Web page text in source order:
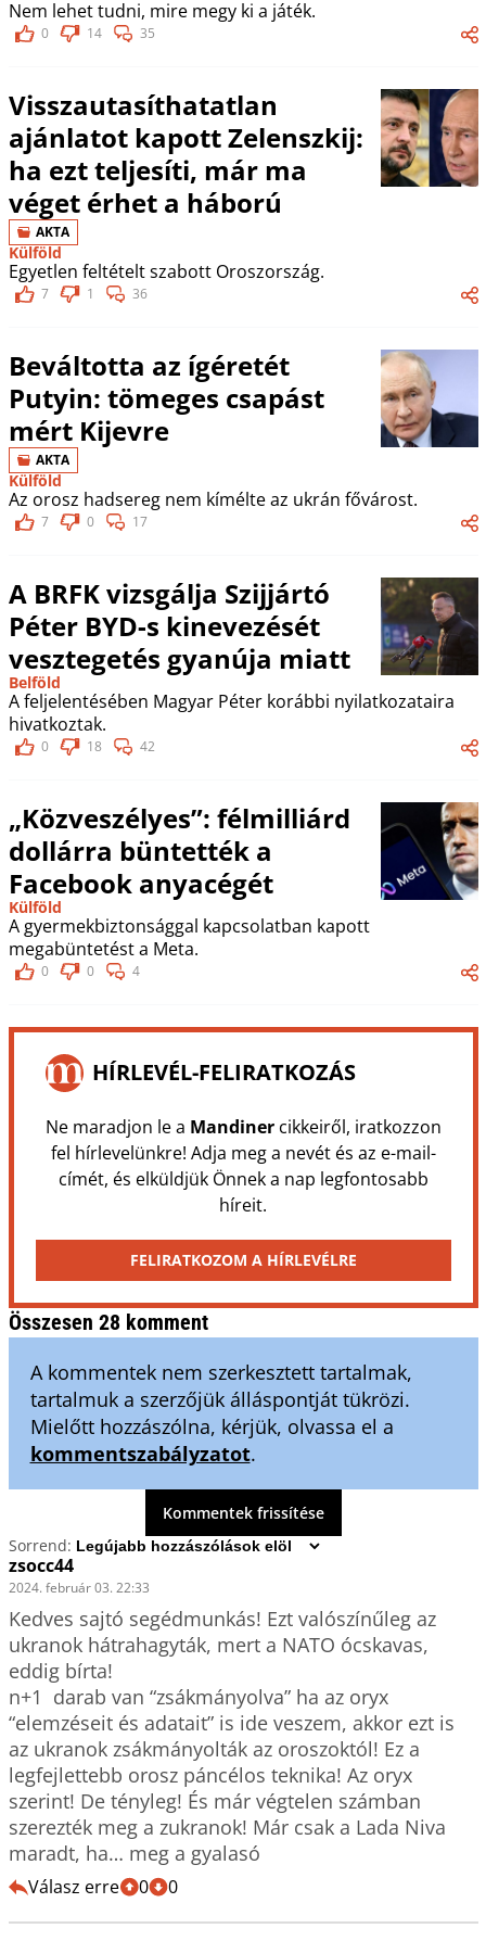
Nem lehet tudni, mire megy ki a játék.
0 14 35
Visszautasíthatatlan
ajánlatot kapott Zelenszkij:
ha ezt teljesíti, már ma
véget érhet a háború
AKTA
Külföld
Egyetlen feltételt szabott Oroszország.
7 1 36
Beváltotta az ígéretét
Putyin: tömeges csapást
mért Kijevre
AKTA
Külföld
Az orosz hadsereg nem kímélte az ukrán fővárost.
7 0 17
A BRFK vizsgálja Szijjártó
Péter BYD-s kinevezését
vesztegetés gyanúja miatt
Belföld
A feljelentésében Magyar Péter korábbi nyilatkozataira
hivatkoztak.
0 18 42
„Közveszélyes”: félmilliárd
dollárra büntették a
Facebook anyacégét
Külföld
A gyermekbiztonsággal kapcsolatban kapott
megabüntetést a Meta.
0 0 4
HÍRLEVÉL-FELIRATKOZÁS
Ne maradjon le a Mandinercikkeiről, iratkozzon
fel hírlevelünkre! Adja meg a nevét és az e-mail-
címét, és elküldjük Önnek a nap legfontosabb
híreit.
FELIRATKOZOM A HÍRLEVÉLRE
Összesen 28 komment
A kommentek nem szerkesztett tartalmak,
tartalmuk a szerzőjük álláspontját tükrözi.
Mielőtt hozzászólna, kérjük, olvassa el a
kommentszabályzatot.
Kommentek frissítése
Sorrend:
zsocc44
2024. február 03. 22:33
Kedves sajtó segédmunkás! Ezt valószínűleg az
ukranok hátrahagyták, mert a NATO ócskavas,
eddig bírta!
n+1  darab van “zsákmányolva” ha az oryx
“elemzéseit és adatait” is ide veszem, akkor ezt is
az ukranok zsákmányolták az oroszoktól! Ez a
legfejlettebb orosz páncélos teknika! Az oryx
szerint! De tényleg! És már végtelen számban
szerezték meg a zukranok! Már csak a Lada Niva
maradt, ha… meg a gyalasó
Válasz erre 0 0